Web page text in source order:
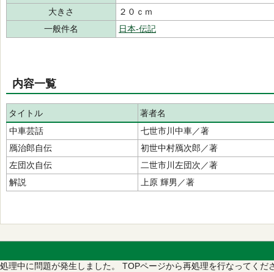
大きさ
２０ｃｍ
一般件名
日本‐伝記
内容一覧
タイトル
著者名
中車芸話
七世市川中車／著
鴈治郎自伝
初世中村鴈次郎／著
左団次自伝
二世市川左団次／著
解説
上原 輝男／著
処理中に問題が発生しました。 TOPページから再処理を行なってくだ